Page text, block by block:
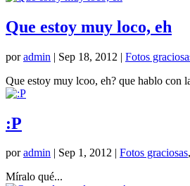
Que estoy muy loco, eh
poradmin | Sep 18, 2012 | Fotos
Que estoy muy lcoo, eh? que hablo con
:P
poradmin | Sep 1, 2012 | Fotos graciosas,
Míralo qué...